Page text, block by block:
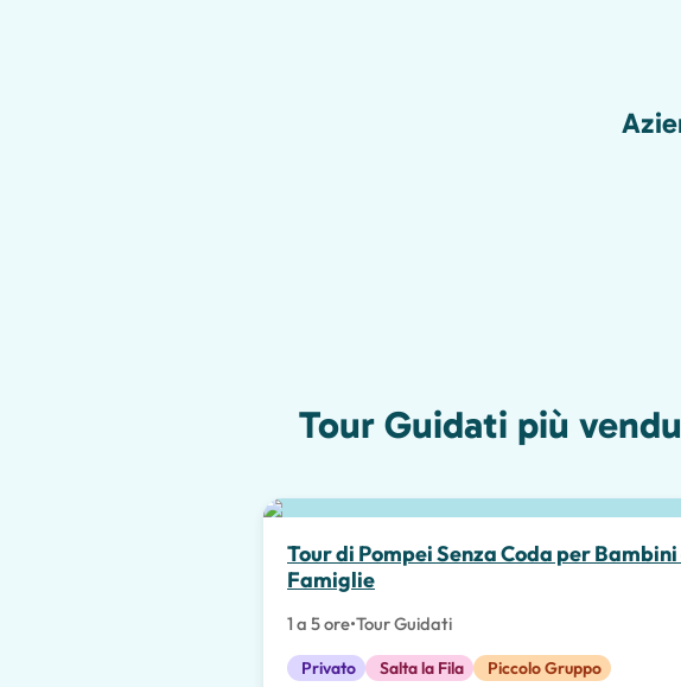
Tour Guidati più
Tour di Pompei Senza Coda per Bambini
Famiglie
1 a 5 ore•Tour Guidati
Privato Salta la Fila Piccolo Gruppo